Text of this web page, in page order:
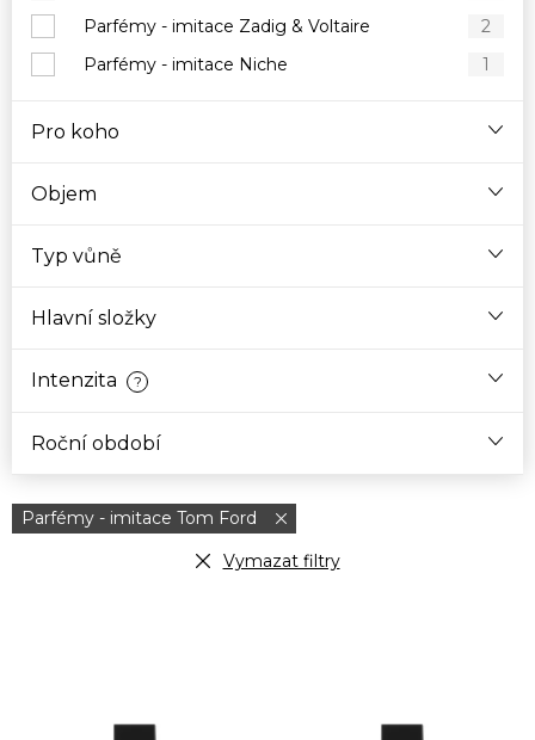
Parfémy - imitace Zadig & Voltaire
2
Parfémy - imitace Niche
1
Pro koho
Objem
Typ vůně
Hlavní složky
Intenzita ?
Roční období
Parfémy - imitace Tom Ford
Vymazat filtry